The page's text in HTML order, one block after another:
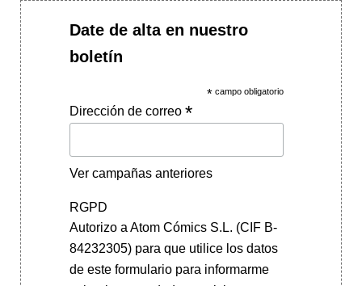
Date de alta en nuestro
boletín
* campo obligatorio
Dirección de correo *
Ver campañas anteriores
RGPD
Autorizo a Atom Cómics S.L. (CIF B-
84232305) para que utilice los datos
de este formulario para informarme